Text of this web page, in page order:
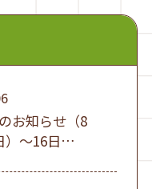
お知らせ（8
）～16日